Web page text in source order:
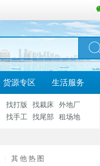
货源专区 生活服务
找打版 找裁床
外地厂
找手工
找尾部 租场地
其他热图